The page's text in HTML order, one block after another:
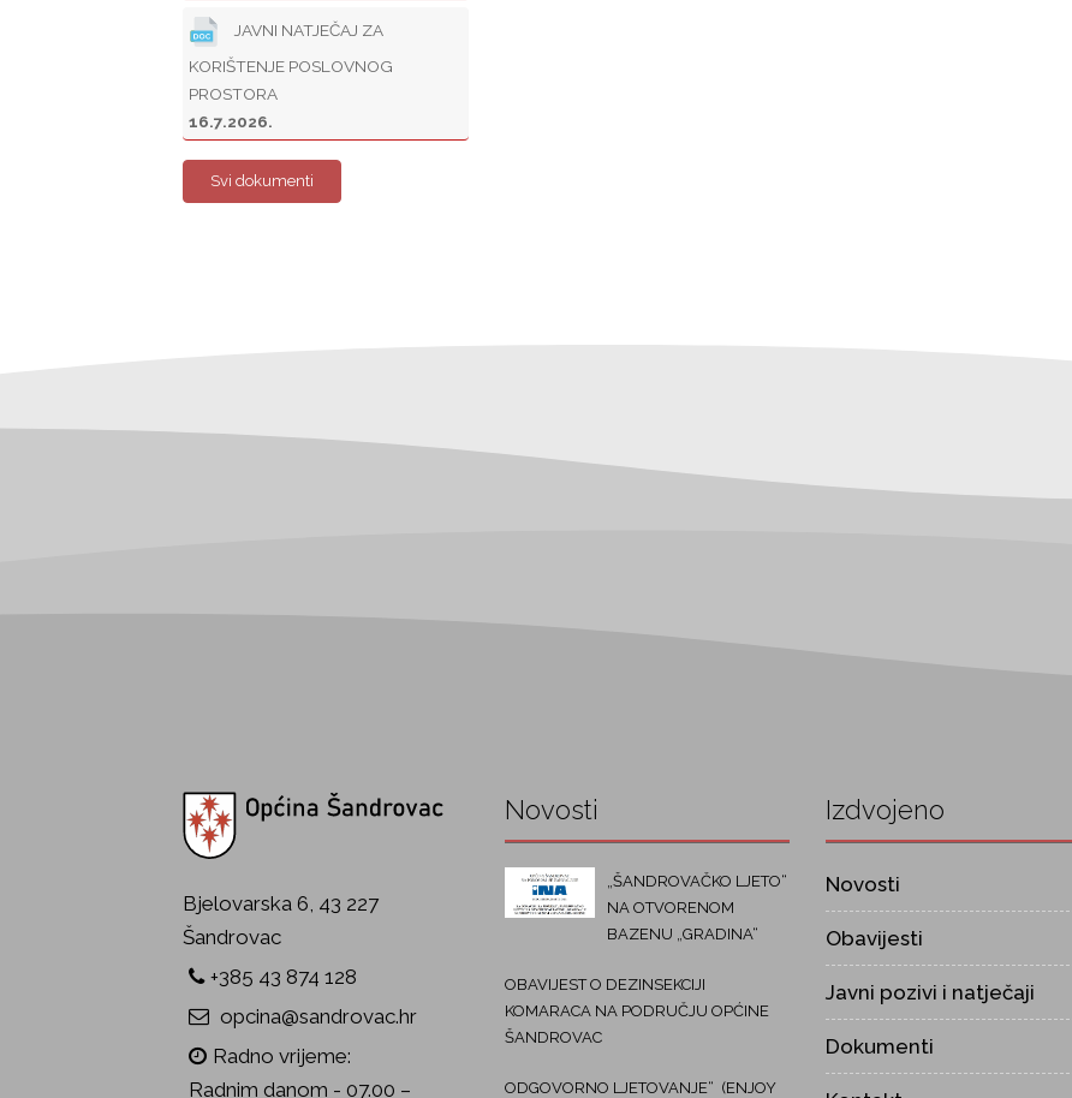
JAVNI NATJEČAJ ZA
KORIŠTENJE POSLOVNOG
PROSTORA
16.7.2026.
Svi dokumenti
Bjelovarska 6, 43 227
Šandrovac
+385 43 874 128
opcina@sandrovac.hr
Radno vrijeme:
Radnim danom - 07.00 –
Novosti
„ŠANDROVAČKO LJETO“
NA OTVORENOM
BAZENU „GRADINA“
OBAVIJEST O DEZINSEKCIJI
KOMARACA NA PODRUČJU OPĆINE
ŠANDROVAC
ODGOVORNO LJETOVANJE“ (ENJOY
Izdvojeno
Novosti
Obavijesti
Javni pozivi i natječaji
Dokumenti